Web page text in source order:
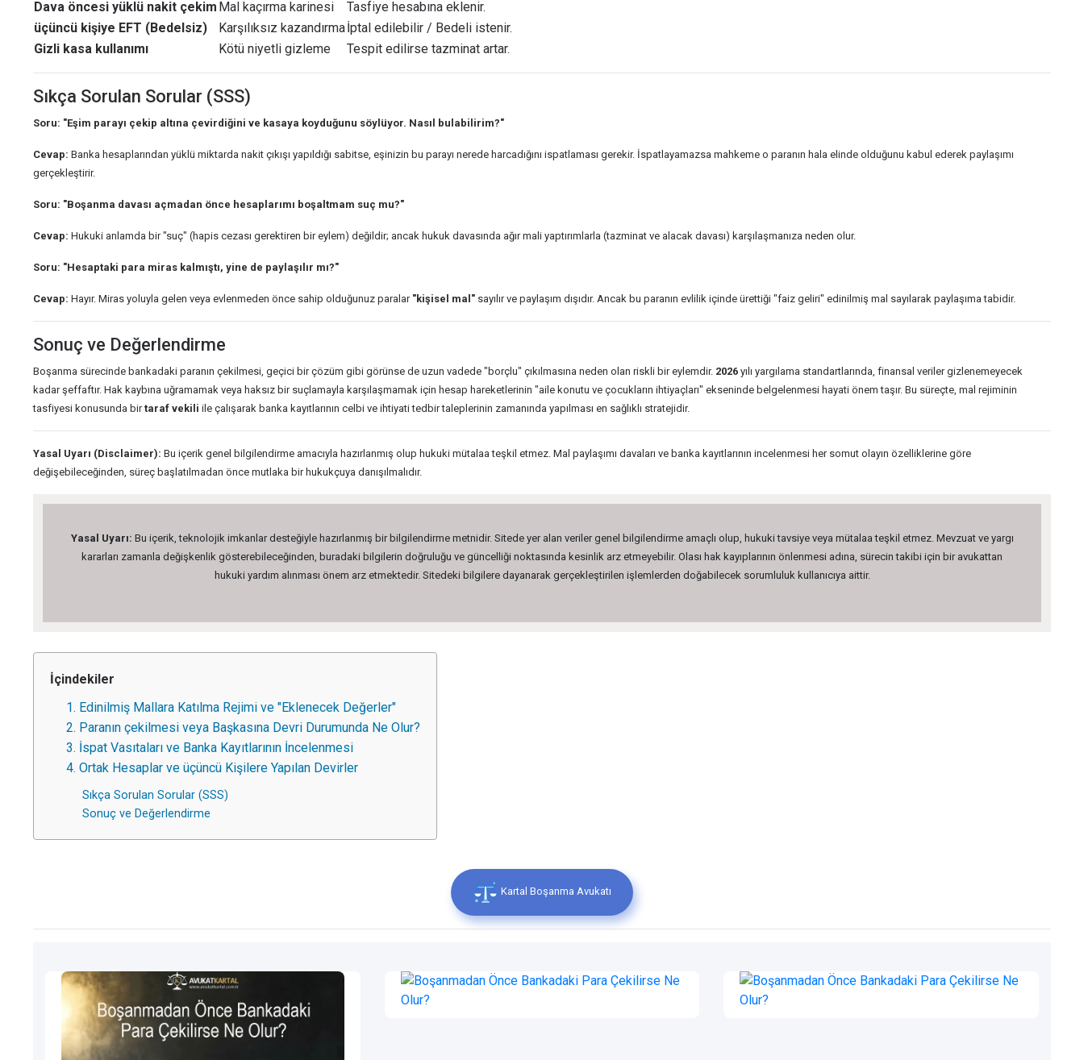
Dava öncesi yüklü nakit çekim Mal kaçırma karinesi
Tasfiye hesabına eklenir.
üçüncü kişiye EFT (Bedelsiz)
Karşılıksız kazandırmaİptal edilebilir / Bedeli istenir.
Gizli kasa kullanımı
Kötü niyetli gizleme Tespit edilirse tazminat artar.
Sıkça Sorulan Sorular (SSS)
Soru: "Eşim parayı çekip altına çevirdiğini ve kasaya koyduğunu söylüyor. Nasıl bulabilirim?"
Cevap: Banka hesaplarından yüklü miktarda nakit çıkışı yapıldığı sabitse, eşinizin bu parayı nerede harcadığını ispatlaması gerekir. İspatlayamazsa mahkeme o paranın hala elinde olduğunu kabul ederek paylaşımı
gerçekleştirir.
Soru: "Boşanma davası açmadan önce hesaplarımı boşaltmam suç mu?"
Cevap: Hukuki anlamda bir "suç" (hapis cezası gerektiren bir eylem) değildir; ancak hukuk davasında ağır mali yaptırımlarla (tazminat ve alacak davası) karşılaşmanıza neden olur.
Soru: "Hesaptaki para miras kalmıştı, yine de paylaşılır mı?"
Cevap: Hayır. Miras yoluyla gelen veya evlenmeden önce sahip olduğunuz paralar "kişisel mal" sayılır ve paylaşım dışıdır. Ancak bu paranın evlilik içinde ürettiği "faiz geliri" edinilmiş mal sayılarak paylaşıma tabidir.
Sonuç ve Değerlendirme
Boşanma sürecinde bankadaki paranın çekilmesi, geçici bir çözüm gibi görünse de uzun vadede "borçlu" çıkılmasına neden olan riskli bir eylemdir. 2026 yılı yargılama standartlarında, finansal veriler gizlenemeyecek
kadar şeffaftır. Hak kaybına uğramamak veya haksız bir suçlamayla karşılaşmamak için hesap hareketlerinin "aile konutu ve çocukların ihtiyaçları" ekseninde belgelenmesi hayati önem taşır. Bu süreçte, mal rejiminin
tasfiyesi konusunda birtaraf vekili ile çalışarak banka kayıtlarının celbi ve ihtiyati tedbir taleplerinin zamanında yapılması en sağlıklı stratejidir.
Yasal Uyarı (Disclaimer): Bu içerik genel bilgilendirme amacıyla hazırlanmış olup hukuki mütalaa teşkil etmez. Mal paylaşımı davaları ve banka kayıtlarının incelenmesi her somut olayın özelliklerine göre
değişebileceğinden, süreç başlatılmadan önce mutlaka bir hukukçuya danışılmalıdır.
Yasal Uyarı: Bu içerik, teknolojik imkanlar desteğiyle hazırlanmış bir bilgilendirme metnidir. Sitede yer alan veriler genel bilgilendirme amaçlı olup, hukuki tavsiye veya mütalaa teşkil etmez. Mevzuat ve yargı
kararları zamanla değişkenlik gösterebileceğinden, buradaki bilgilerin doğruluğu ve güncelliği noktasında kesinlik arz etmeyebilir. Olası hak kayıplarının önlenmesi adına, sürecin takibi için bir avukattan
hukuki yardım alınması önem arz etmektedir. Sitedeki bilgilere dayanarak gerçekleştirilen işlemlerden doğabilecek sorumluluk kullanıcıya aittir.
İçindekiler
1. Edinilmiş Mallara Katılma Rejimi ve "Eklenecek Değerler"
2. Paranın çekilmesi veya Başkasına Devri Durumunda Ne Olur?
3. İspat Vasıtaları ve Banka Kayıtlarının İncelenmesi
4. Ortak Hesaplar ve üçüncü Kişilere Yapılan Devirler
Sıkça Sorulan Sorular (SSS)
Sonuç ve Değerlendirme
Kartal Boşanma Avukatı